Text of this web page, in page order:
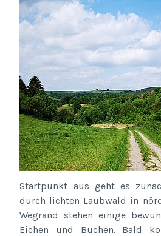
Startpunkt aus geht es
durch lichten Laubwald in
Wegrand stehen einige
Eichen und Buchen. Bald